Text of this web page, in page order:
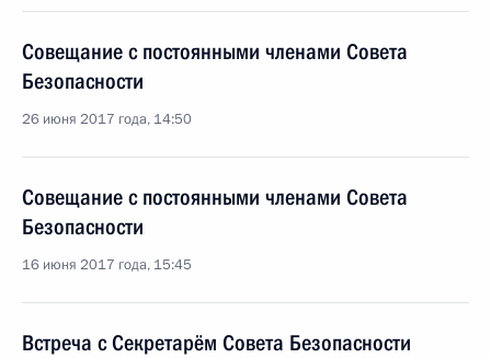
Совещание с постоянными членами Совета
Безопасности
26 июня 2017 года, 14:50
Совещание с постоянными членами Совета
Безопасности
16 июня 2017 года, 15:45
Встреча с Секретарём Совета Безопасности